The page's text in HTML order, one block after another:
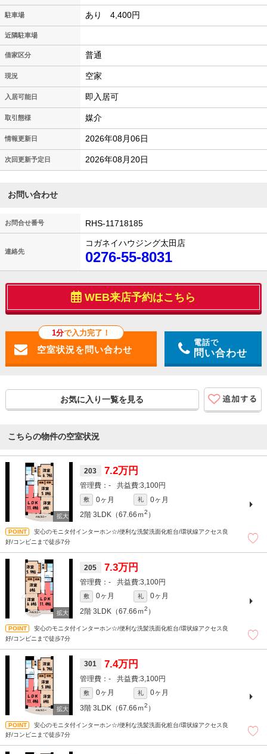
駐車場 あり 4,400円
近隣駐車場
借家区分 普通
現況 空家
入居可能日 即入居可
取引態様 媒介
情報更新日 2026年08月06日
次回更新予定日 2026年08月20日
お問い合わせ
お問合せ番号 RHS-11718185
連絡先
コガネイハウジング太田店
0276-55-8031
WEB来店予約はこちら
1分で入力完了！
電話で
問い合わせ
お気に入り一覧を見る
こちらの物件の空室状況
203 7.2万円
- 3,100円
敷 0ヶ月 礼
0ヶ月
2階 3LDK（67.66ｍ2 ）
安心のモニタ付インターホン☆/便利な洗髪洗面化粧台/環状線アクセス良
好/コンビニまで徒歩7分
205 7.3万円
- 3,100円
敷 0ヶ月 礼
0ヶ月
2階 3LDK（67.66ｍ2 ）
安心のモニタ付インターホン☆/便利な洗髪洗面化粧台/環状線アクセス良
好/コンビニまで徒歩7分
301 7.4万円
- 3,100円
敷 0ヶ月 礼
0ヶ月
3階 3LDK（67.66ｍ2 ）
安心のモニタ付インターホン☆/便利な洗髪洗面化粧台/環状線アクセス良
好/コンビニまで徒歩7分